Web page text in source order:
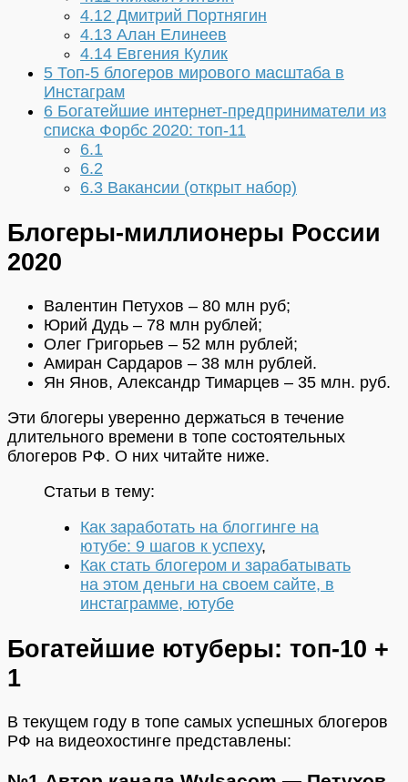
4.12 Дмитрий Портнягин
4.13 Алан Елинеев
4.14 Евгения Кулик
5 Топ-5 блогеров мирового масштаба в
Инстаграм
6 Богатейшие интернет-предприниматели из
списка Форбс 2020: топ-11
6.1
6.2
6.3 Вакансии (открыт набор)
Блогеры-миллионеры России
2020
Валентин Петухов – 80 млн руб;
Юрий Дудь – 78 млн рублей;
Олег Григорьев – 52 млн рублей;
Амиран Сардаров – 38 млн рублей.
Ян Янов, Александр Тимарцев – 35 млн. руб.
Эти блогеры уверенно держаться в течение
длительного времени в топе состоятельных
блогеров РФ. О них читайте ниже.
Статьи в тему:
Как заработать на блоггинге на
ютубе: 9 шагов к успеху,
Как стать блогером и зарабатывать
на этом деньги на своем сайте, в
инстаграмме, ютубе
Богатейшие ютуберы: топ-10 +
1
В текущем году в топе самых успешных блогеров
РФ на видеохостинге представлены: